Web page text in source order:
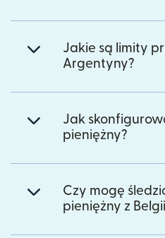
Jakie są limity
Argentyny?
Jak
pieniężny?
Czy mogę
pieniężny z